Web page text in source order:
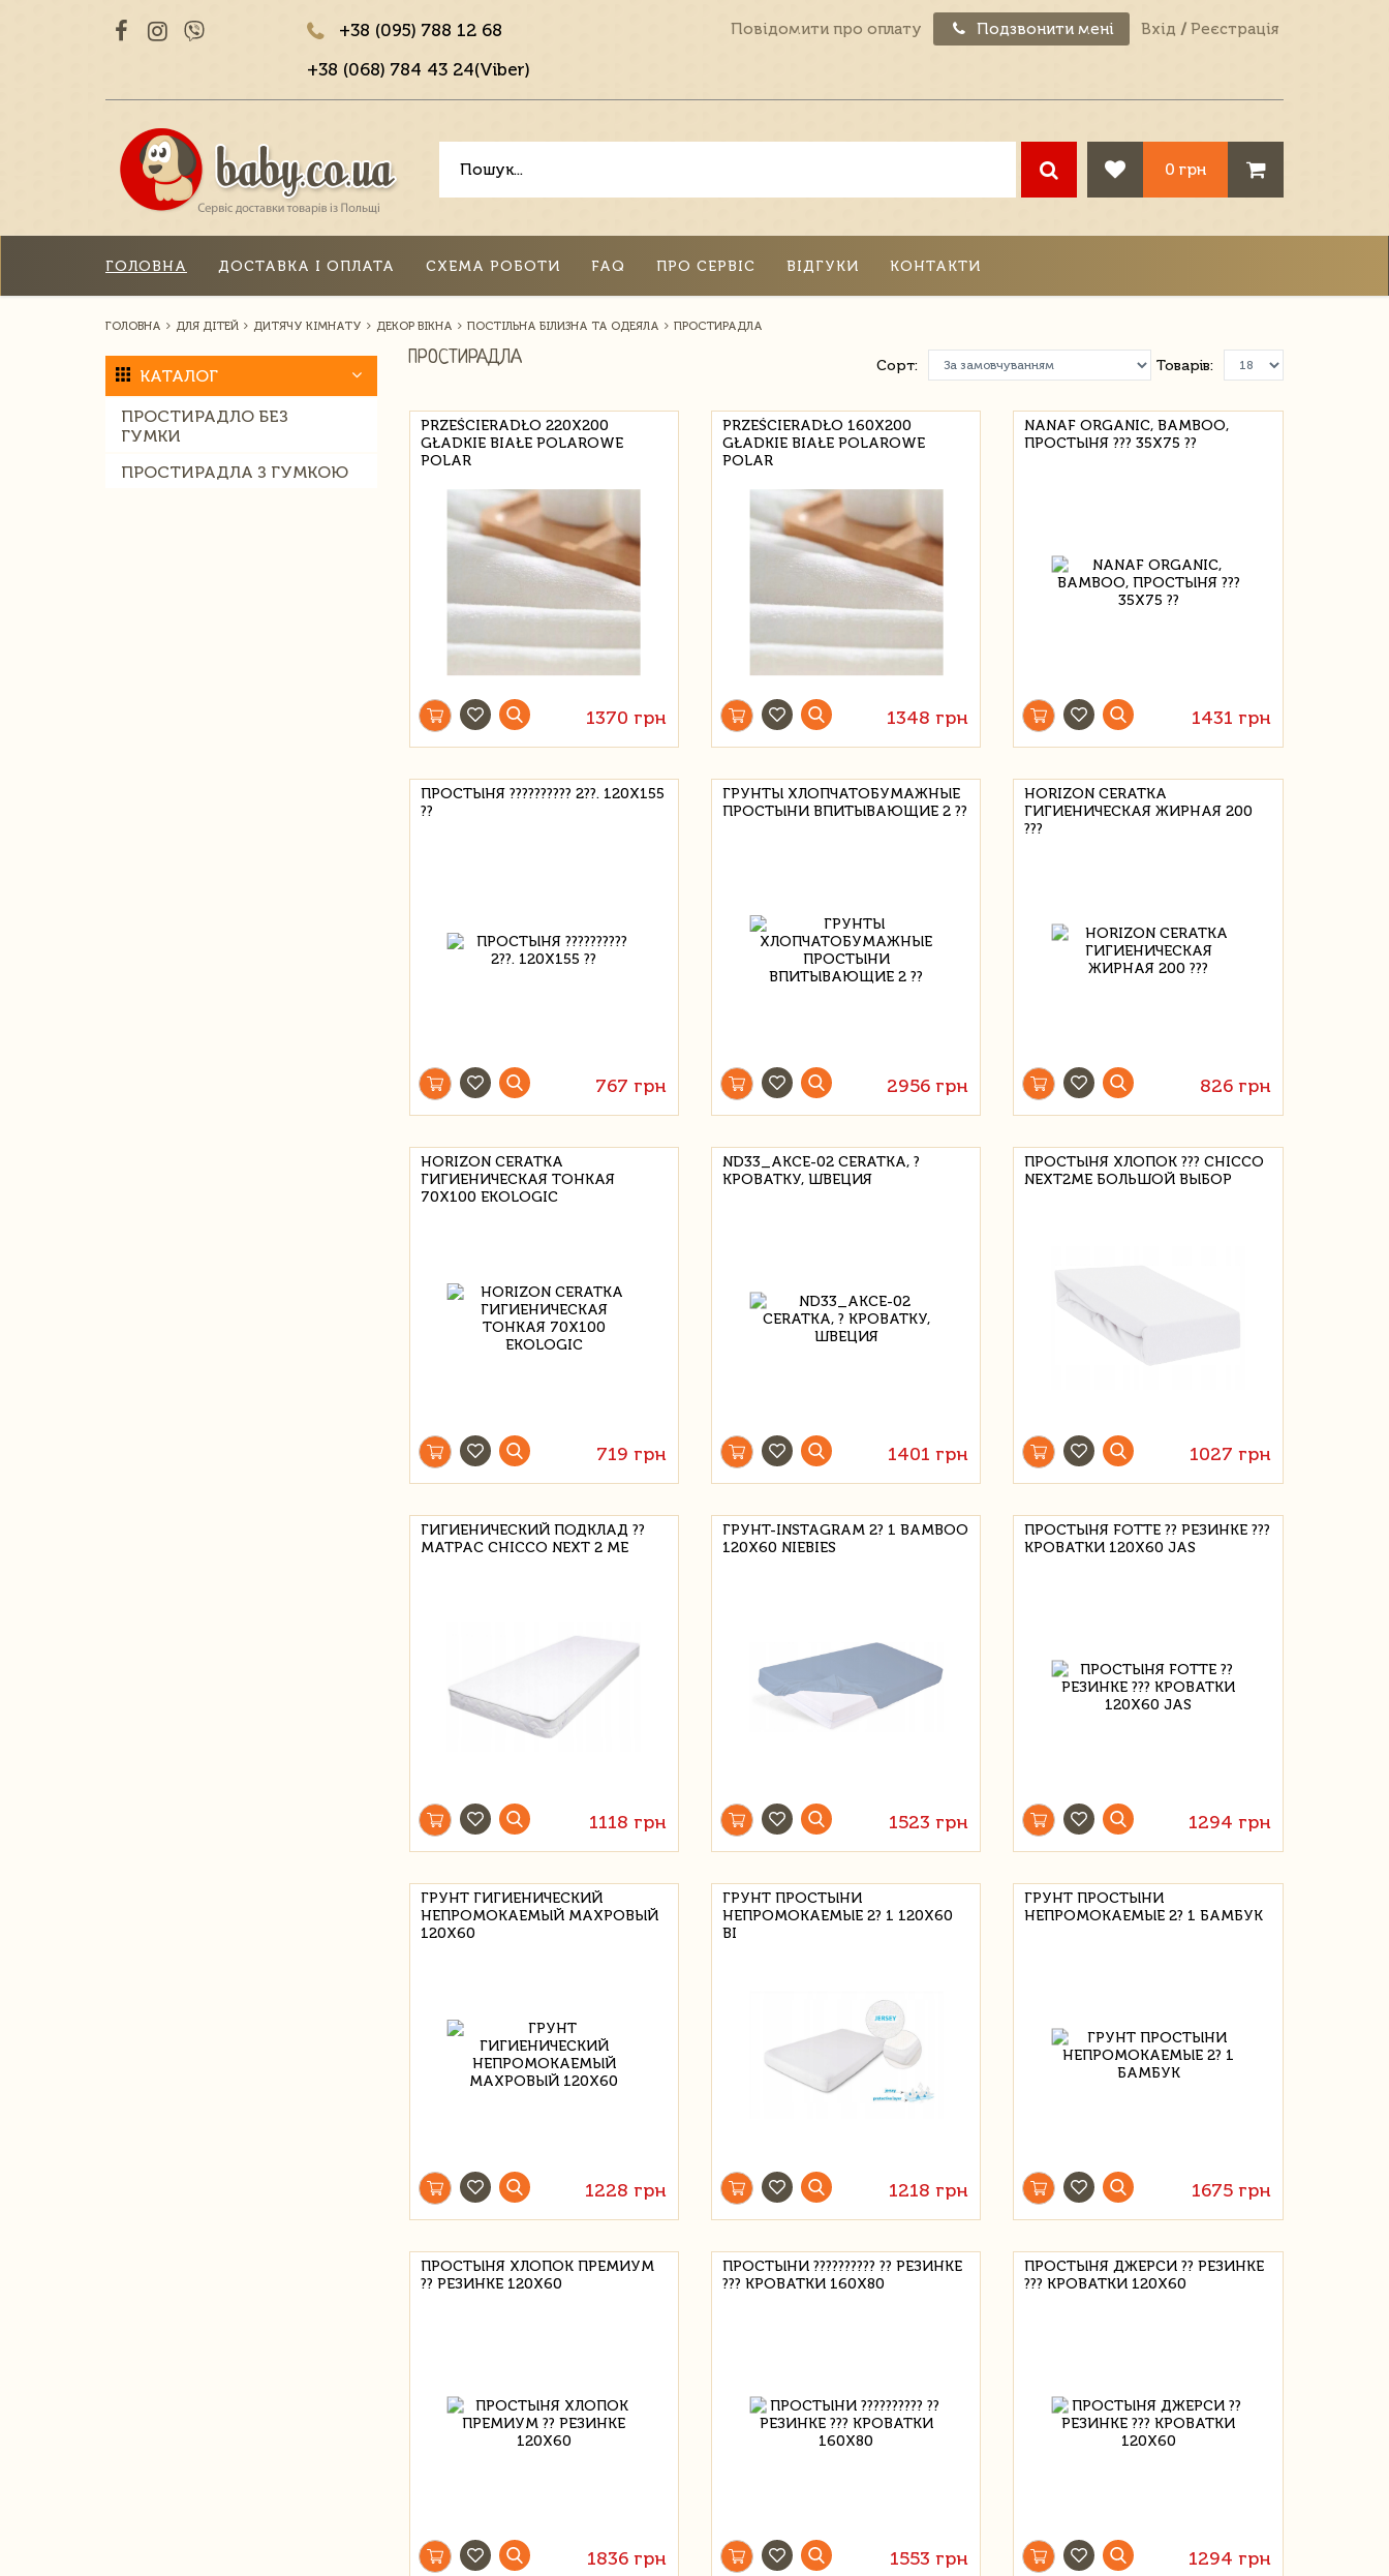
+38 (095) 788 12 68
+38 (068) 784 43 24(Viber)
Повідомити про оплату Подзвонити мені Вхід / Реєстрація
0 грн
ГОЛОВНА ДОСТАВКА І ОПЛАТА СХЕМА РОБОТИ FAQ ПРО СЕРВІС ВІДГУКИ КОНТАКТИ
ГОЛОВНА ДЛЯ ДІТЕЙ ДИТЯЧУ КІМНАТУ ДЕКОР ВІКНА ПОСТІЛЬНА БІЛИЗНА ТА ОДЕЯЛА ПРОСТИРАДЛА
КАТАЛОГ
ПРОСТИРАДЛО БЕЗ
ГУМКИ
ПРОСТИРАДЛА З ГУМКОЮ
ПРОСТИРАДЛА Товарів:
Сорт:
PRZEŚCIERADŁO 220X200
GŁADKIE BIAŁE POLAROWE
POLAR
1370 грн
PRZEŚCIERADŁO 160X200
GŁADKIE BIAŁE POLAROWE
POLAR
1348 грн
NANAF ORGANIC, BAMBOO,
ПРОСТЫНЯ ??? 35X75 ??
1431 грн
ПРОСТЫНЯ ?????????? 2??. 120X155
??
767 грн
ГРУНТЫ ХЛОПЧАТОБУМАЖНЫЕ
ПРОСТЫНИ ВПИТЫВАЮЩИЕ 2 ??
2956 грн
HORIZON CERATKA
ГИГИЕНИЧЕСКАЯ ЖИРНАЯ 200
???
826 грн
HORIZON CERATKA
ГИГИЕНИЧЕСКАЯ ТОНКАЯ
70X100 EKOLOGIC
719 грн
ND33_AKCE-02 CERATKA, ?
КРОВАТКУ, ШВЕЦИЯ
1401 грн
ПРОСТЫНЯ ХЛОПОК ??? CHICCO
NEXT2ME БОЛЬШОЙ ВЫБОР
1027 грн
ГИГИЕНИЧЕСКИЙ ПОДКЛАД ??
МАТРАС CHICCO NEXT 2 ME
1118 грн
ГРУНТ-INSTAGRAM 2? 1 BAMBOO
120X60 NIEBIES
1523 грн
ПРОСТЫНЯ FOTTE ?? РЕЗИНКЕ ???
КРОВАТКИ 120X60 JAS
1294 грн
ГРУНТ ГИГИЕНИЧЕСКИЙ
НЕПРОМОКАЕМЫЙ МАХРОВЫЙ
120X60
1228 грн
ГРУНТ ПРОСТЫНИ
НЕПРОМОКАЕМЫЕ 2? 1 120X60
BI
1218 грн
ГРУНТ ПРОСТЫНИ
НЕПРОМОКАЕМЫЕ 2? 1 БАМБУК
1675 грн
ПРОСТЫНЯ ХЛОПОК ПРЕМИУМ
?? РЕЗИНКЕ 120X60
1836 грн
ПРОСТЫНИ ?????????? ?? РЕЗИНКЕ
??? КРОВАТКИ 160X80
1553 грн
ПРОСТЫНЯ ДЖЕРСИ ?? РЕЗИНКЕ
??? КРОВАТКИ 120X60
1294 грн